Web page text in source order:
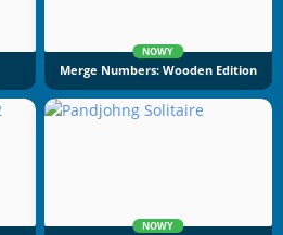
NOWY
Merge Numbers: Wooden Edition
NOWY